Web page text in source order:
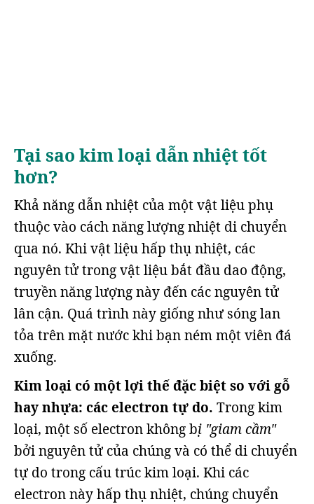
Tại sao kim loại dẫn nhiệt tốt
hơn?
Khả năng dẫn nhiệt của một vật liệu phụ
thuộc vào cách năng lượng nhiệt di chuyển
qua nó. Khi vật liệu hấp thụ nhiệt, các
nguyên tử trong vật liệu bắt đầu dao động,
truyền năng lượng này đến các nguyên tử
lân cận. Quá trình này giống như sóng lan
tỏa trên mặt nước khi bạn ném một viên đá
xuống.
Kim loại có một lợi thế đặc biệt so với gỗ
hay nhựa: các electron tự do. Trong kim
loại, một số electron không bị "giam cầm"
bởi nguyên tử của chúng và có thể di chuyển
tự do trong cấu trúc kim loại. Khi các
electron này hấp thụ nhiệt, chúng chuyển